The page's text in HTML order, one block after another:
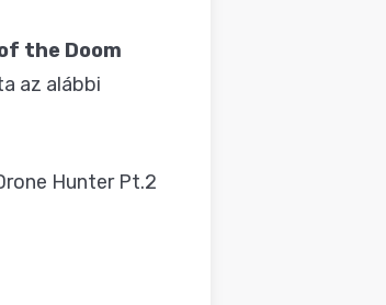
the Doom
az alábbi
Hunter Pt.2